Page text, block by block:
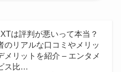
は評判が悪いって本当？
のリアルな口コミやメリッ
メリットを紹介 – エンタメ
ス比…